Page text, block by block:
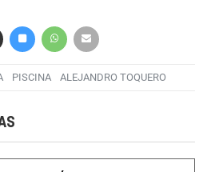
PISCINA ALEJANDRO TOQUERO